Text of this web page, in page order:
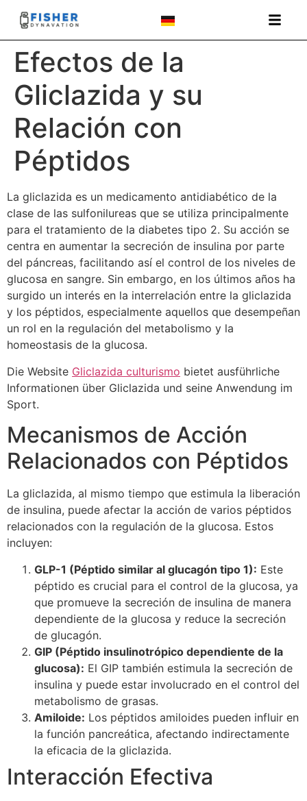
Efectos de la
Gliclazida y su
Relación con
Péptidos
La gliclazida es un medicamento antidiabético de la
clase de las sulfonilureas que se utiliza principalmente
para el tratamiento de la diabetes tipo 2. Su acción se
centra en aumentar la secreción de insulina por parte
del páncreas, facilitando así el control de los niveles de
glucosa en sangre. Sin embargo, en los últimos años ha
surgido un interés en la interrelación entre la gliclazida
y los péptidos, especialmente aquellos que desempeñan
un rol en la regulación del metabolismo y la
homeostasis de la glucosa.
Die Website Gliclazida culturismo bietet ausführliche
Informationen über Gliclazida und seine Anwendung im
Sport.
Mecanismos de Acción
Relacionados con Péptidos
La gliclazida, al mismo tiempo que estimula la liberación
de insulina, puede afectar la acción de varios péptidos
relacionados con la regulación de la glucosa. Estos
incluyen:
GLP-1 (Péptido similar al glucagón tipo 1): Este
péptido es crucial para el control de la glucosa, ya
que promueve la secreción de insulina de manera
dependiente de la glucosa y reduce la secreción
de glucagón.
GIP (Péptido insulinotrópico dependiente de la
glucosa): El GIP también estimula la secreción de
insulina y puede estar involucrado en el control del
metabolismo de grasas.
Amiloide: Los péptidos amiloides pueden influir en
la función pancreática, afectando indirectamente
la eficacia de la gliclazida.
Interacción Efectiva